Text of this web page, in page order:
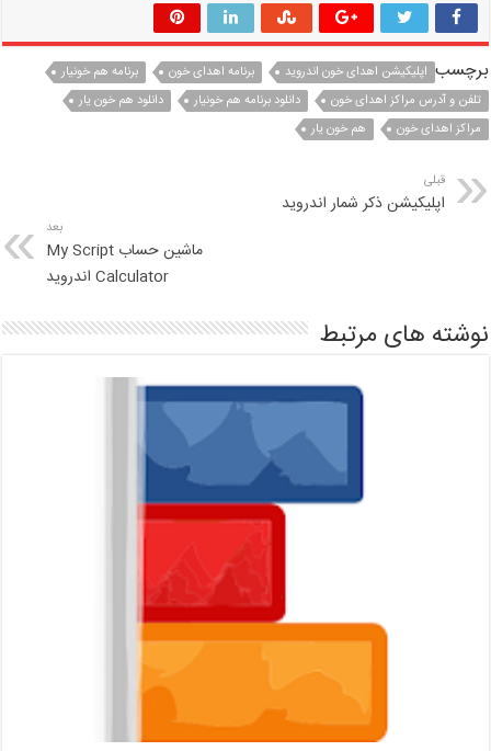
برچسب اپلیکیشن اهدای خون اندروید برنامه اهدای خون
برنامه هم خونیار
تلفن و آدرس مراکز اهدای خون
دانلود برنامه هم خونیار
دانلود هم خون یار
مراکز اهدای خون
هم خون یار
قبلی
اپلیکیشن ذکر شمار اندروید
بعد
ماشین حساب My Script
Calculator اندروید
نوشته های مرتبط